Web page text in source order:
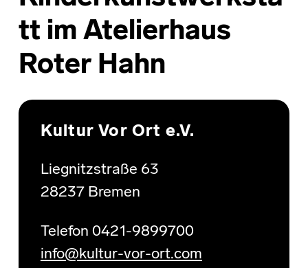
tt im Atelierhaus
Roter Hahn
Skip back to main navigation
Kultur Vor Ort e.V.
Liegnitzstraße 63
28237 Bremen
Telefon 0421-9899700
info@kultur-vor-ort.com